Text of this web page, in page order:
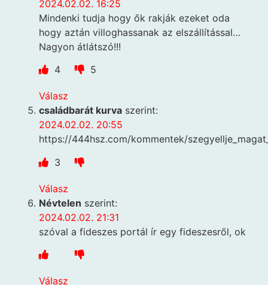
2024.02.02. 16:25
Mindenki tudja hogy ők rakják ezeket oda
hogy aztán villoghassanak az elszállítással…
Nagyon átlátszó!!!
4
5
Válasz
családbarát kurva szerint:
2024.02.02. 20:55
https://444hsz.com/kommentek/
3
Válasz
Névtelen szerint:
2024.02.02. 21:31
szóval a fideszes portál ír egy fideszesről, ok
Válasz